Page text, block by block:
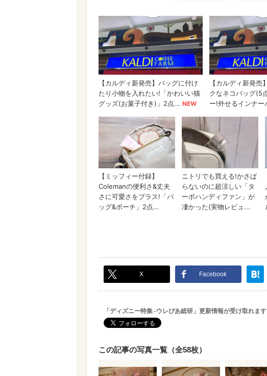
X Facebook
「ディズニー特集 -ウレぴあ総研」更新情報が受け取れます
この記事の写真一覧（全58枚）